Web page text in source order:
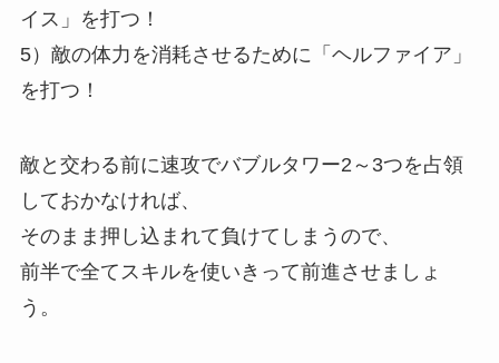
イス」を打つ！
5）敵の体力を消耗させるために「ヘルファイア」
を打つ！
敵と交わる前に速攻でバブルタワー2～3つを占領
しておかなければ、
そのまま押し込まれて負けてしまうので、
前半で全てスキルを使いきって前進させましょ
う。